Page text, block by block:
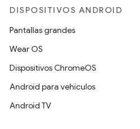
DISPOSITIVOS ANDROID
Pantallas grandes
Wear OS
Dispositivos ChromeOS
Android para vehículos
Android TV